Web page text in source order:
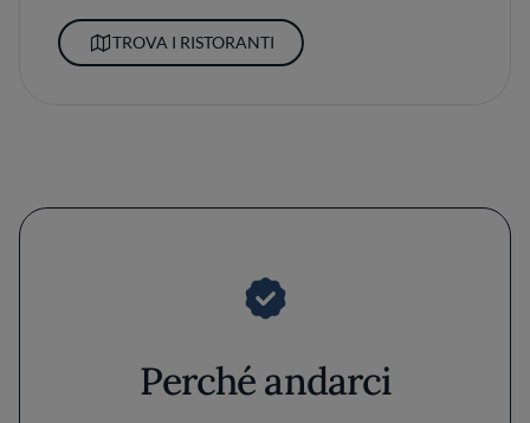
TROVA I RISTORANTI
Perché andarci